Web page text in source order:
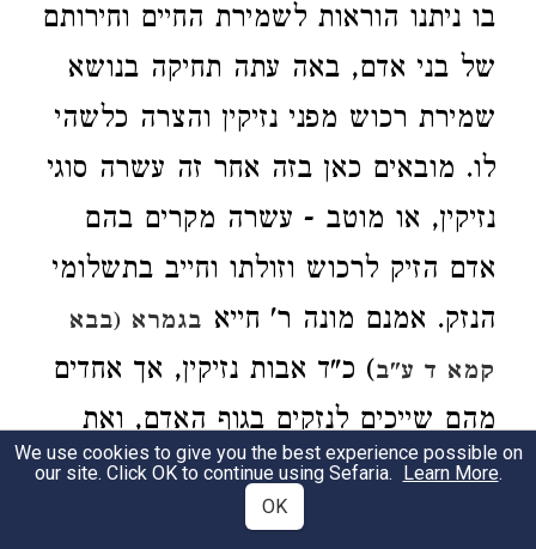
בו ניתנו הוראות לשמירת החיים וחירותם
של בני אדם, באה עתה תחיקה בנושא
שמירת רכוש מפני נזיקין והצרה כלשהי
לו. מובאים כאן בזה אחר זה עשרה סוגי
נזיקין, או מוטב - עשרה מקרים בהם
אדם הזיק לרכוש וזולתו וחייב בתשלומי
הנזק. אמנם מונה ר' חייא בגמרא (בבא
קמא ד ע"ב) כ"ד אבות נזיקין, אך אחדים
מהם שייכים לנזקים בגוף האדם, ואת
האחרים ניתן לסווג בין עשרת המקרים
המנויים כאן. ואלה הם. (א) הבור
We use cookies to give you the best experience possible on
our site. Click OK to continue using Sefaria. Learn More.
OK